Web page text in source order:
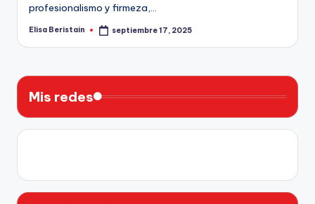
profesionalismo y firmeza,…
Publicado
Elisa Beristain septiembre 17, 2025
Mis redes